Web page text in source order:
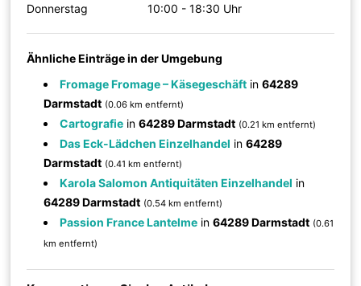
Donnerstag
10:00 - 18:30 Uhr
Ähnliche Einträge in der Umgebung
Fromage Fromage – Käsegeschäft in64289
Darmstadt (0.06 km entfernt)
Cartografie in64289 Darmstadt (0.21 km entfernt)
Das Eck-Lädchen Einzelhandel in64289
Darmstadt (0.41 km entfernt)
Karola Salomon Antiquitäten Einzelhandel in
64289 Darmstadt (0.54 km entfernt)
Passion France Lantelme in64289 Darmstadt (0.61
km entfernt)